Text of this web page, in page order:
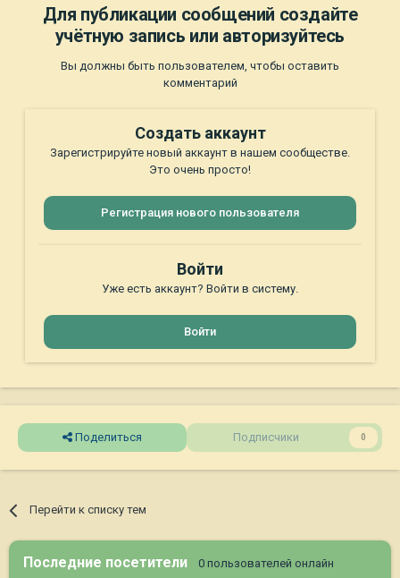
Для публикации сообщений создайте
учётную запись или авторизуйтесь
Вы должны быть пользователем, чтобы оставить
комментарий
Создать аккаунт
Зарегистрируйте новый аккаунт в нашем сообществе.
Это очень просто!
Регистрация нового пользователя
Войти
Уже есть аккаунт? Войти в систему.
Войти
Поделиться Подписчики 0
Перейти к списку тем
Последние посетители 0 пользователей онлайн